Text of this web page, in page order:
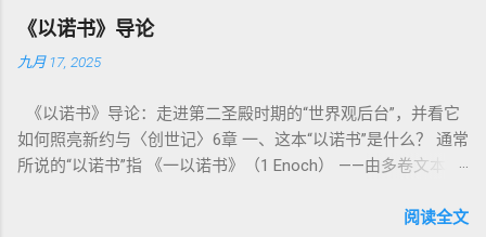
为我耶和华你们的神是圣洁的。”（利未记19:2） 这节经文构成
整卷书的中心神学。希伯来文“קָדוֹשׁ”（kadosh）不仅意味着道
德上的圣洁，更意味着“分别出来”、“归属于神”。 《利未记》教
中活出“圣洁”。圣洁不仅是内心态度，更是生活方式。 二、献
祭制度：与神相交的通道 前七章详细描述五种祭： 燔祭
（olah）：全然献上，象征奉献与赎罪； 素祭 （minchah）：
团契的象征； 赎罪祭 （chatat）：针对无意之罪的遮盖； 赎愆
《以诺书》导论
九月 17, 2025
《以诺书》导论：走进第二圣殿时期的“世界观后台”，并看它
如何照亮新约与〈创世记〉6章 一、这本“以诺书”是什么？ 通常
所说的“以诺书”指 《一以诺书》（1 Enoch） ——由多卷文本构
世纪），虽不在犹太/基督教主流正典之内（ 埃塞俄比亚正教
阅读全文